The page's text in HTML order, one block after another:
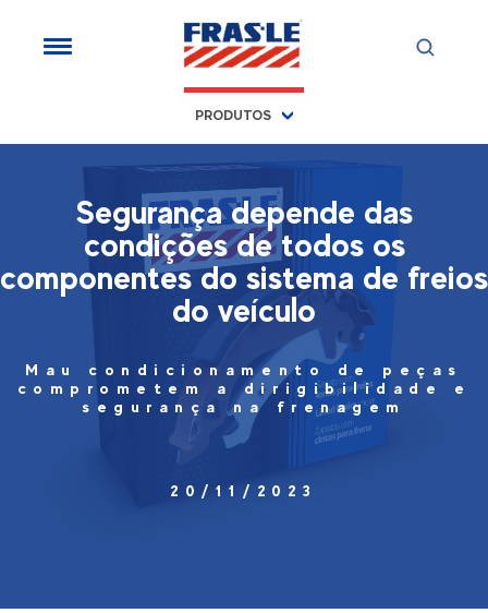
PRODUTOS
Segurança depende das
condições de todos os
componentes do sistema de freios
do veículo
Mau condicionamento de peças
comprometem a dirigibilidade e
segurança na frenagem
20/11/2023